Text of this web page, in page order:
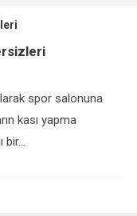
spor salonuna
kası yapma
bir...